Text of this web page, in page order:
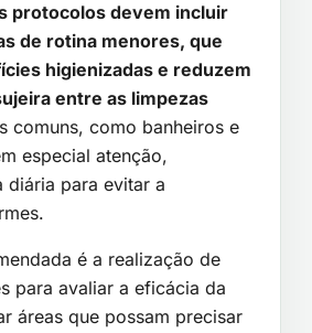
protocolos devem incluir
de rotina menores, que
higienizadas e reduzem
entre as limpezas
comuns, como banheiros e
especial atenção,
diária para evitar a
é a realização de
para avaliar a eficácia da
áreas que possam precisar